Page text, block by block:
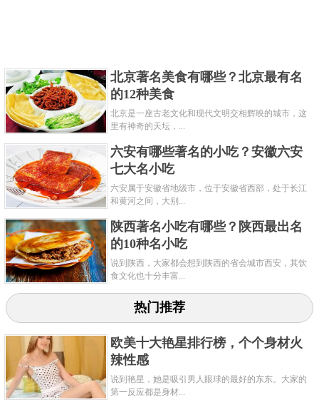
北京著名美食有哪些？北京最有名
的12种美食
北京是一座古老文化和现代文明交相辉映的城市，这
里有神奇的天坛，...
六安有哪些著名的小吃？安徽六安
七大名小吃
六安属于安徽省地级市，位于安徽省西部，处于长江
和黄河之间，大别...
陕西著名小吃有哪些？陕西最出名
的10种名小吃
说到陕西，大家都会想到陕西的省会城市西安，其饮
食文化也十分丰富...
热门推荐
欧美十大艳星排行榜，个个身材火
辣性感
说到艳星，她是吸引男人眼球的最好的东东。大家的
第一反应都是身材...